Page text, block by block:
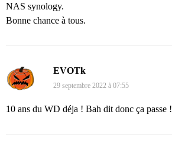
NAS synology.
Bonne chance à tous.
EVOTk
29 septembre 2022 à 07:55
10 ans du WD déja ! Bah dit donc ça passe !